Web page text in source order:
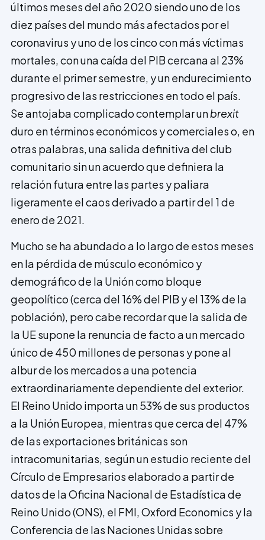
últimos meses del año 2020 siendo uno de los
diez países del mundo más afectados por el
coronavirus y uno de los cinco con más víctimas
mortales, con una caída del PIB cercana al 23%
durante el primer semestre, y un endurecimiento
progresivo de las restricciones en todo el país.
Se antojaba complicado contemplar unbrexit
duro en términos económicos y comerciales o, en
otras palabras, una salida definitiva del club
comunitario sin un acuerdo que definiera la
relación futura entre las partes y paliara
ligeramente el caos derivado a partir del 1 de
enero de 2021.
Mucho se ha abundado a lo largo de estos meses
en la pérdida de músculo económico y
demográfico de la Unión como bloque
geopolítico (cerca del 16% del PIB y el 13% de la
población), pero cabe recordar que la salida de
la UE supone la renuncia de facto a un mercado
único de 450 millones de personas y pone al
albur de los mercados a una potencia
extraordinariamente dependiente del exterior.
El Reino Unido importa un 53% de sus productos
a la Unión Europea, mientras que cerca del 47%
de las exportaciones británicas son
intracomunitarias, según un estudio reciente del
Círculo de Empresarios elaborado a partir de
datos de la Oficina Nacional de Estadística de
Reino Unido (ONS), el FMI, Oxford Economics y la
Conferencia de las Naciones Unidas sobre